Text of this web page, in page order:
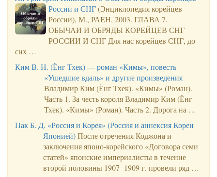
России и СНГ(Энциклопедия корейцев
России), М., РАЕН, 2003. ГЛАВА 7.
ОБЫЧАИ И ОБРЯДЫ КОРЕЙЦЕВ СНГ
РОССИИ И СНГ Для нас корейцев СНГ, до
сих …
Ким В. Н. (Ёнг Тхек) — роман «Кимы», повесть
«Ушедшие вдаль» и другие произведения
Владимир Ким (Ёнг Тхек). «Кимы» (Роман).
Часть 1. За честь короля Владимир Ким (Ёнг
Тхек). «Кимы» (Роман). Часть 2. Дорога на …
Пак Б. Д. «Россия и Корея» (Россия и аннексия Кореи
Японией)После отречения Коджона и
заключения японо-корейского «Договора семи
статей» японские империалисты в течение
второй половины 1907- 1909 г. провели ряд …